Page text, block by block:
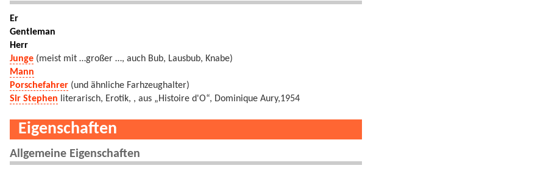
Er
Gentleman
Herr
Junge (meist mit …großer …, auch Bub, Lausbub, Knabe)
Mann
Porschefahrer (und ähnliche Farhzeughalter)
Sir Stephen literarisch, Erotik, , aus „Histoire d'O“, Dominique Aury,1954
Eigenschaften
Allgemeine Eigenschaften